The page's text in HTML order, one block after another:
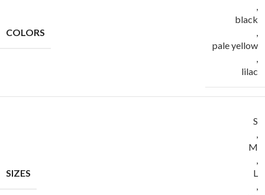
COLORS
,
black
,
pale yellow
,
lilac
SIZES
S
,
M
,
L
,